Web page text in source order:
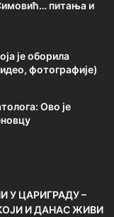
питања и
је оборила
фотографије)
Ово је
У ЦАРИГРАДУ –
И ДАНАС ЖИВИ